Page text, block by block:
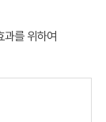
과를 위하여